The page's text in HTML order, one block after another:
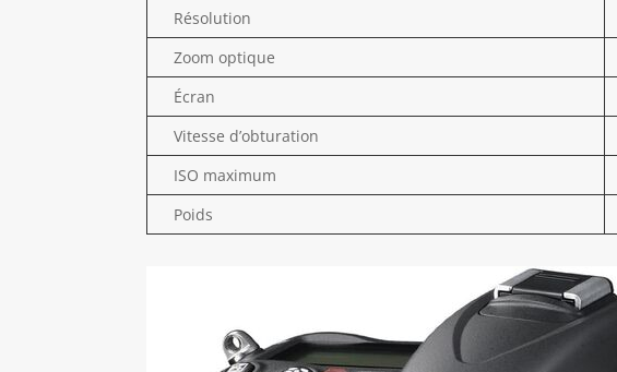
Résolution
Zoom optique
Écran
Vitesse d’obturation
ISO maximum
Poids